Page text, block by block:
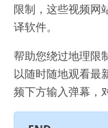
限制，这些视频网
译软件。
帮助您绕过地理限
以随时随地观看最
频下方输入弹幕，